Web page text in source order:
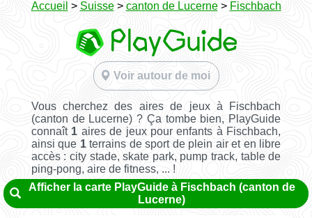
Accueil > Suisse> canton de Lucerne> Fischbach
Voir autour de moi
Vous cherchez des aires de jeux à Fischbach
(canton de Lucerne) ? Ça tombe bien, PlayGuide
connaît 1 aires de jeux pour enfants à Fischbach,
ainsi que 1terrains de sport de plein air et en libre
accès : city stade, skate park, pump track, table de
ping-pong, aire de fitness, ... !
Afficher la carte PlayGuide à Fischbach (canton de
Lucerne)